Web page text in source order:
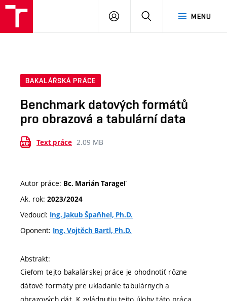
MENU
PŘIHLÁSIT
BAKALÁŘSKÁ PRÁCE
Benchmark datových formátů
pro obrazová a tabulární data
Text práce 2.09 MB
Autor práce: Bc. Marián Tarageľ
Ak. rok: 2023/2024
Vedoucí: Ing. Jakub Špaňhel, Ph.D.
Oponent: Ing. Vojtěch Bartl, Ph.D.
Abstrakt:
Cieľom tejto bakalárskej práce je ohodnotiť rôzne
dátové formáty pre ukladanie tabulárnych a
obrazových dát. K zvládnutiu tejto úlohy táto práca